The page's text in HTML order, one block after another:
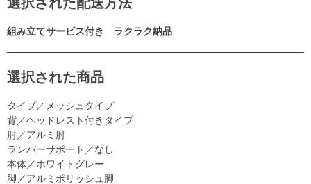
組み立てサービス付き ラクラク納品
選択された商品
タイプ／メッシュタイプ
背／ヘッドレスト付きタイプ
肘／アルミ肘
ランバーサポート／なし
本体／ホワイトグレー
脚／アルミポリッシュ脚